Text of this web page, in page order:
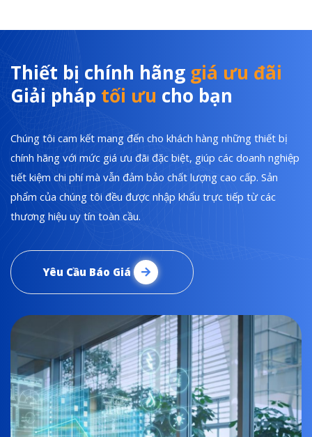
Thiết bị chính hãng giá ưu đãi
Giải pháp tối ưu cho bạn
Chúng tôi cam kết mang đến cho khách hàng những thiết bị
chính hãng với mức giá ưu đãi đặc biệt, giúp các doanh nghiệp
tiết kiệm chi phí mà vẫn đảm bảo chất lượng cao cấp. Sản
phẩm của chúng tôi đều được nhập khẩu trực tiếp từ các
thương hiệu uy tín toàn cầu.
Yêu Cầu Báo Giá